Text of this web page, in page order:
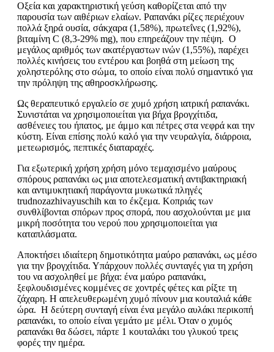
Οξεία και χαρακτηριστική γεύση καθορίζεται από την
παρουσία των αιθέριων ελαίων. Ραπανάκι ρίζες περιέχουν
πολλά ξηρά ουσία, σάκχαρα (1,58%), πρωτεΐνες (1,92%),
βιταμίνη C (8,3-29% mg), που επηρεάζουν την πέψη. Ο
μεγάλος αριθμός των ακατέργαστων ινών (1,55%), παρέχει
πολλές κινήσεις του εντέρου και βοηθά στη μείωση της
χοληστερόλης στο σώμα, το οποίο είναι πολύ σημαντικό για
την πρόληψη της αθηροσκλήρωσης.
Ως θεραπευτικό εργαλείο σε χυμό χρήση ιατρική ραπανάκι.
Συνιστάται να χρησιμοποιείται για βήχα βρογχίτιδα,
ασθένειες του ήπατος, με άμμο και πέτρες στα νεφρά και την
κύστη. Είναι επίσης πολύ καλό για την νευραλγία, διάρροια,
μετεωρισμός, πεπτικές διαταραχές.
Για εξωτερική χρήση χρήση μόνο τεμαχισμένο μαύρους
σπόρους ραπανάκι ως μια αποτελεσματική αντιβακτηριακή
και αντιμυκητιακή παράγοντα μυκωτικά πληγές
trudnozazhivayuschih και το έκζεμα. Κοπριάς των
συνθλίβονται σπόρων προς σπορά, που ασχολούνται με μια
μικρή ποσότητα του νερού που χρησιμοποιείται για
καταπλάσματα.
Αποκτήσει ιδιαίτερη δημοτικότητα μαύρο ραπανάκι, ως μέσο
για την βρογχίτιδα. Υπάρχουν πολλές συνταγές για τη χρήση
του να ασχοληθεί με βήχα: ένα μαύρο ραπανάκι,
ξεφλουδισμένες κομμένες σε χοντρές φέτες και ρίξτε τη
ζάχαρη. Η απελευθερωμένη χυμό πίνουν μια κουταλιά κάθε
ώρα. Η δεύτερη συνταγή είναι ένα μεγάλο αυλάκι περικοπή
ραπανάκι, το οποίο είναι γεμάτο με μέλι. Όταν ο χυμός
ραπανάκι θα δώσει, πάρτε 1 κουταλάκι του γλυκού τρεις
φορές την ημέρα.